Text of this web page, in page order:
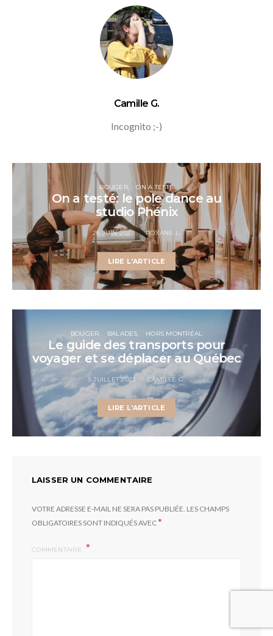
Camille G.
Incognito ;-)
BOUGER ON A TESTÉ
On a testé: le pole dance au
studio Phénix
28 JUIN 2023 ROXANE L.
LIRE L'ARTICLE
BOUGER BALADES HORS MONTRÉAL
Le guide des transports pour
voyager et se déplacer au Québec
5 JUILLET 2023 CAMILLE G.
LIRE L'ARTICLE
LAISSER UN COMMENTAIRE
VOTRE ADRESSE E-MAIL NE SERA PAS PUBLIÉE. LES CHAMPS
OBLIGATOIRES SONT INDIQUÉS AVEC*
COMMENTAIRE